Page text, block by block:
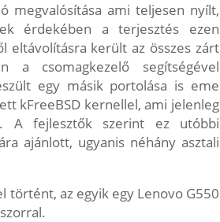
megvalósítása ami teljesen nyílt,
érdekében a terjesztés ezen
eltávolításra került az összes zárt
csomagkezelő segítségével
egy másik portolása is eme
kFreeBSD kernellel, ami jelenleg
A fejlesztők szerint ez utóbbi
ajánlott, ugyanis néhány asztali
történt, az egyik egy Lenovo G550